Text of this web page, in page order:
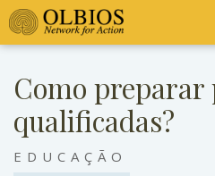
Como preparar
qualificadas?
EDUCAÇÃO